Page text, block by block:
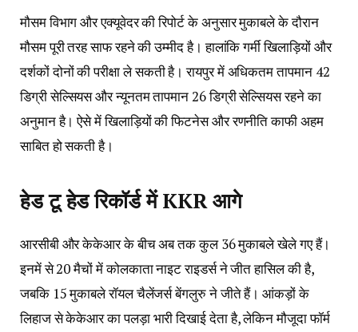
मौसम विभाग और एक्यूवेदर की रिपोर्ट के अनुसार मुकाबले के दौरान
मौसम पूरी तरह साफ रहने की उम्मीद है। हालांकि गर्मी खिलाड़ियों और
दर्शकों दोनों की परीक्षा ले सकती है। रायपुर में अधिकतम तापमान 42
डिग्री सेल्सियस और न्यूनतम तापमान 26 डिग्री सेल्सियस रहने का
अनुमान है। ऐसे में खिलाड़ियों की फिटनेस और रणनीति काफी अहम
साबित हो सकती है।
हेड टू हेड रिकॉर्ड में KKR आगे
आरसीबी और केकेआर के बीच अब तक कुल 36 मुकाबले खेले गए हैं।
इनमें से 20 मैचों में कोलकाता नाइट राइडर्स ने जीत हासिल की है,
जबकि 15 मुकाबले रॉयल चैलेंजर्स बेंगलुरु ने जीते हैं। आंकड़ों के
लिहाज से केकेआर का पलड़ा भारी दिखाई देता है, लेकिन मौजूदा फॉर्म